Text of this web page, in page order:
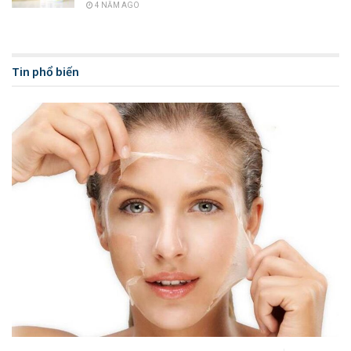
5 công dụng của sữa rửa mặt
Công dụng của sữa rửa mặt ngăn ngừa và
điều trị mụn
Sữa rửa mặt có khả năng làm sạch da, ngăn ngừa mụn và
nguyên nhân gây mụn hiệu quả. Bạn biết không, nếu như lớp
bụi bẩn tích tụ quá nhiều trên bề mặt da, sẽ gây ra tắc nghẽn
bã nhờn, mồ hôi và tế bào da chết trong lỗ chân lông, tạo
điều kiện cho phép vi khuẩn xâm nhập vào da gây viêm, kết
quả là mụn trứng cá sẽ xuất hiện. Vì thế việc dùng sữa rửa
mặt hàng ngày có tác dụng phòng ngừa mụn rất tốt, giúp da
4 NĂM AGO
Tin phổ biến